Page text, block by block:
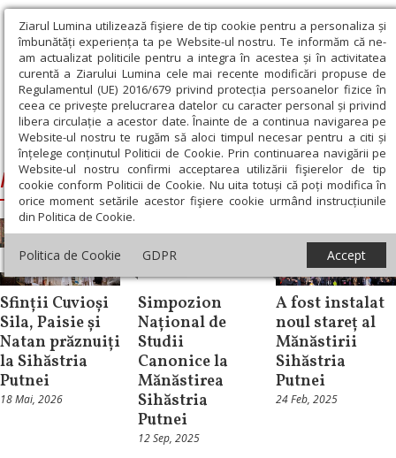
Ziarul Lumina utilizează fişiere de tip cookie pentru a personaliza și
îmbunătăți experiența ta pe Website-ul nostru. Te informăm că ne-
am actualizat politicile pentru a integra în acestea și în activitatea
curentă a Ziarului Lumina cele mai recente modificări propuse de
Regulamentul (UE) 2016/679 privind protecția persoanelor fizice în
ceea ce privește prelucrarea datelor cu caracter personal și privind
libera circulație a acestor date. Înainte de a continua navigarea pe
Website-ul nostru te rugăm să aloci timpul necesar pentru a citi și
înțelege conținutul Politicii de Cookie. Prin continuarea navigării pe
Website-ul nostru confirmi acceptarea utilizării fişierelor de tip
cookie conform Politicii de Cookie. Nu uita totuși că poți modifica în
orice moment setările acestor fişiere cookie urmând instrucțiunile
din Politica de Cookie.
Politica de Cookie GDPR Accept
Ziarul Lumina › Mănăstirea Sihăstria Putnei
Mănăstirea Sihăstria Putnei
Știri
Sfinții Cuvioși
Sila, Paisie și
Natan prăznuiți
la Sihăstria
Putnei
18 Mai, 2026
Știri
Simpozion
Național de
Studii
Canonice la
Mănăstirea
Sihăstria
Putnei
12 Sep, 2025
A fost instalat
noul stareț al
Mănăstirii
Sihăstria
Putnei
24 Feb, 2025